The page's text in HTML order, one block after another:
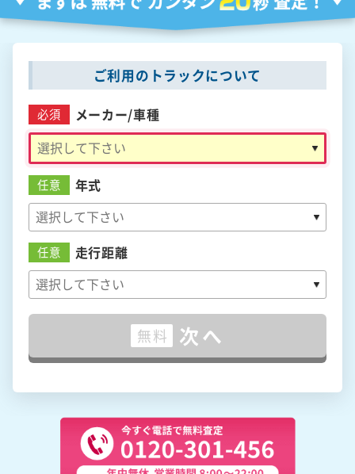
ご利用のトラックについて
必須 メーカー/車種
任意 年式
任意 走行距離
無料 次へ